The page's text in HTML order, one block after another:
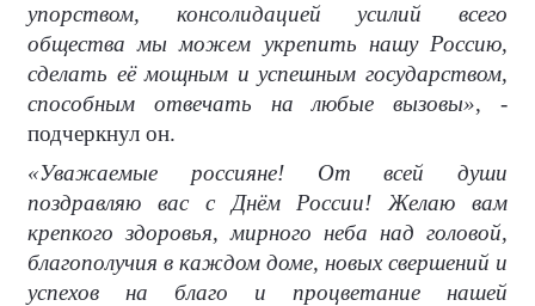
упорством, консолидацией усилий всего
общества мы можем укрепить нашу Россию,
сделать её мощным и успешным государством,
способным отвечать на любые вызовы», -
подчеркнул он.
«Уважаемые россияне! От всей души
поздравляю вас с Днём России! Желаю вам
крепкого здоровья, мирного неба над головой,
благополучия в каждом доме, новых свершений и
успехов на благо и процветание нашей